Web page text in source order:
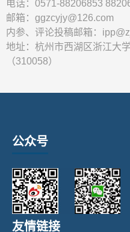
电话：0571-88206853
邮箱：ggzcyjy@126.com
内参、评论投稿邮箱：
地址：杭州市西湖区浙江大
（310058）
公众号
友情链接